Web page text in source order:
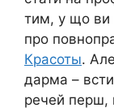
тим, у що ви
про
Красоты.
дарма –
речей перш,